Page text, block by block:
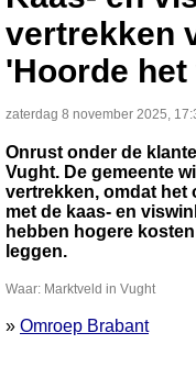
vertrekken
'Hoorde
zaterdag 8 november 2025,
Onrust onder de
Vught. De gemeente
vertrekken, omdat het
met de kaas- en
hebben hogere
leggen.
Waar: Marktveld in Vught
» Omroep Brabant